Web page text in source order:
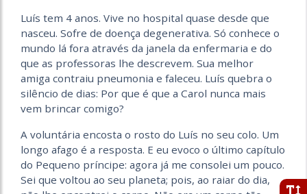
Luís tem 4 anos. Vive no hospital quase desde que
nasceu. Sofre de doença degenerativa. Só conhece o
mundo lá fora através da janela da enfermaria e do
que as professoras lhe descrevem. Sua melhor
amiga contraiu pneumonia e faleceu. Luís quebra o
silêncio de dias: Por que é que a Carol nunca mais
vem brincar comigo?
A voluntária encosta o rosto do Luís no seu colo. Um
longo afago é a resposta. E eu evoco o último capítulo
do Pequeno príncipe: agora já me consolei um pouco.
Sei que voltou ao seu planeta; pois, ao raiar do dia,